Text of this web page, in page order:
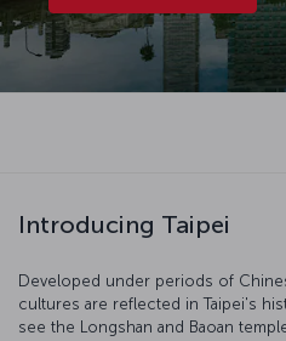
Introducing Taipei
Developed under periods of
cultures are reflected in Taipei's
see the Longshan and Baoan